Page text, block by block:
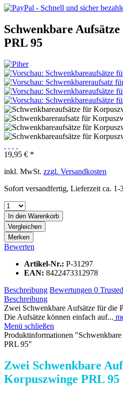
Schwenkbare
PRL 95
19,95 € *
inkl. MwSt. zzgl. Versandkosten
Sofort versandfertig, Lieferzeit ca. 1-
In den Warenkorb
Vergleichen
Merken
Bewerten
Artikel-Nr.: P-31297
EAN: 8422473312978
Beschreibung Bewertungen 0
Beschreibung
Zwei Schwenkbare Aufsätze für die
Die Aufsätze können einfach auf...
Menü schließen
Produktinformationen
PRL 95"
Zwei Schwenkbare
Korpuszwinge PRL 95